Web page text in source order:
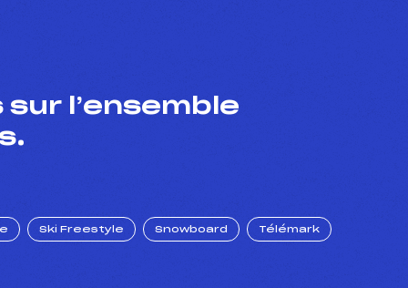
l’ensemble
Ski Freestyle Snowboard Télémark